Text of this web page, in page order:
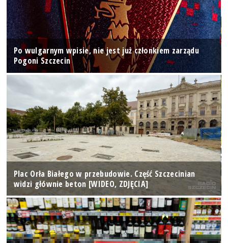
Po wulgarnym wpisie, nie jest już członkiem zarządu
Pogoni Szczecin
Plac Orła Białego w przebudowie. Część Szczecinian
widzi głównie beton [WIDEO, ZDJĘCIA]